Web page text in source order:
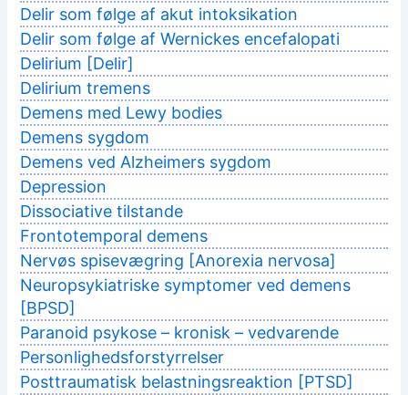
Delir som følge af akut intoksikation
Delir som følge af Wernickes encefalopati
Delirium [Delir]
Delirium tremens
Demens med Lewy bodies
Demens sygdom
Demens ved Alzheimers sygdom
Depression
Dissociative tilstande
Frontotemporal demens
Nervøs spisevægring [Anorexia nervosa]
Neuropsykiatriske symptomer ved demens
[BPSD]
Paranoid psykose – kronisk – vedvarende
Personlighedsforstyrrelser
Posttraumatisk belastningsreaktion [PTSD]